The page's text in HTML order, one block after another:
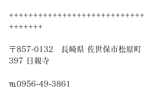
++++++++++++++++++++++++++++
+++++++
〒857-0132　長崎県 佐世保市松原町
397 日親寺
℡0956-49-3861